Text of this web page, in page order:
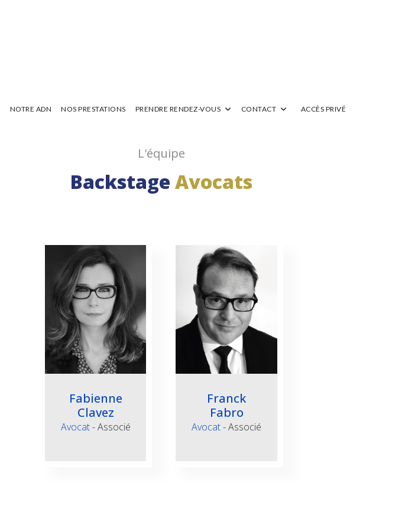
NOTRE ADN NOS PRESTATIONS PRENDRE RENDEZ-VOUS CONTACT ACCÈS PRIVÉ
L'équipe
Backstage Avocats
Fabienne
Clavez
Avocat- Associé
Franck
Fabro
Avocat- Associé